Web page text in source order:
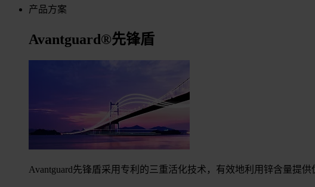
产品方案
Avantguard®先锋盾
Avantguard先锋盾采用专利的三重活化技术，有效地利用锌含量提